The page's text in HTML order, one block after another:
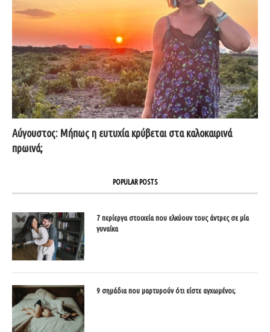
Αύγουστος: Μήπως η ευτυχία κρύβεται στα καλοκαιρινά
πρωινά;
POPULAR POSTS
7 περίεργα στοιχεία που ελκύουν τους άντρες σε μία
γυναίκα
9 σημάδια που μαρτυρούν ότι είστε αγχωμένοι;